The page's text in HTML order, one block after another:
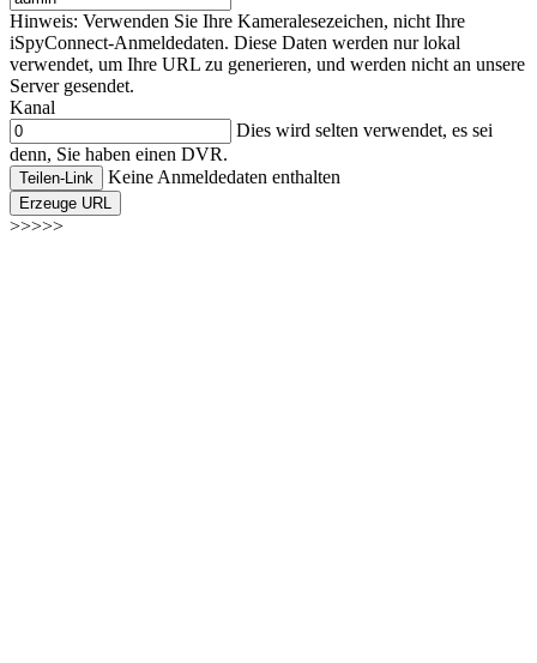
Hinweis: Verwenden Sie Ihre Kameralesezeichen, nicht Ihre
iSpyConnect-Anmeldedaten. Diese Daten werden nur lokal
verwendet, um Ihre URL zu generieren, und werden nicht an unsere
Server gesendet.
Kanal
Dies wird selten verwendet, es sei
denn, Sie haben einen DVR.
Teilen-Link Keine Anmeldedaten enthalten
Erzeuge URL
>>>>>